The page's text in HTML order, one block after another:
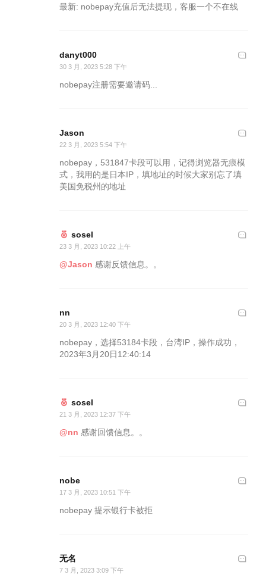
最新: nobepay充值后无法提现，客服一个不在线
danyt000
30 3 月, 2023 5:28 下午
nobepay注册需要邀请码...
Jason
22 3 月, 2023 5:54 下午
nobepay，531847卡段可以用，记得浏览器无痕模
式，我用的是日本IP，填地址的时候大家别忘了填
美国免税州的地址
sosel
23 3 月, 2023 10:22 上午
@Jason 感谢反馈信息。。
nn
20 3 月, 2023 12:40 下午
nobepay，选择53184卡段，台湾IP，操作成功，
2023年3月20日12:40:14
sosel
21 3 月, 2023 12:37 下午
@nn 感谢回馈信息。。
nobe
17 3 月, 2023 10:51 下午
nobepay 提示银行卡被拒
无名
7 3 月, 2023 3:09 下午